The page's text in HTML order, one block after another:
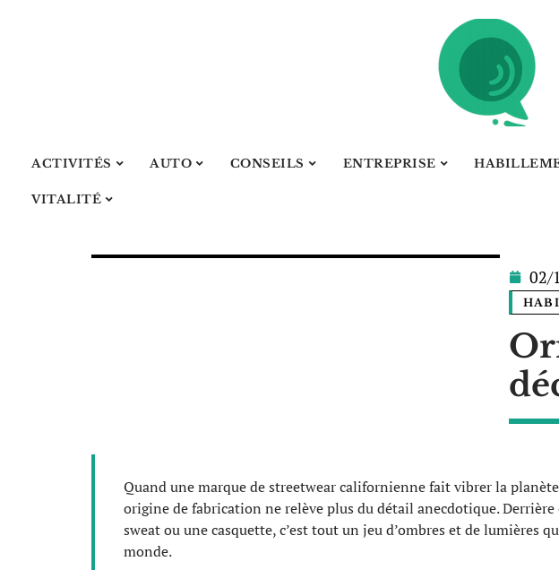
ACTIVITÉS AUTO CONSEILS ENTREPRISE
VITALITÉ
02/
Quand une marque de streetwear californienne fait vibrer la
origine de fabrication ne relève plus du détail anecdotique. Derrière
sweat ou une casquette, c’est tout un jeu d’ombres et de lumières
monde.